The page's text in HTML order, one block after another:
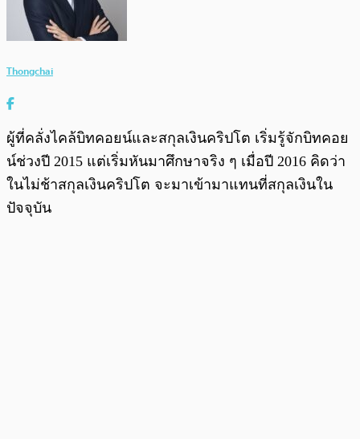
Thongchai
ผู้ที่คลั่งไคล้บิทคอยน์และสกุลเงินคริปโต เริ่มรู้จักบิทคอย
น์ช่วงปี 2015 แต่เริ่มหันมาศึกษาจริง ๆ เมื่อปี 2016 คิดว่า
ในไม่ช้าสกุลเงินคริปโต จะมาเข้ามาแทนที่สกุลเงินใน
ปัจจุบัน